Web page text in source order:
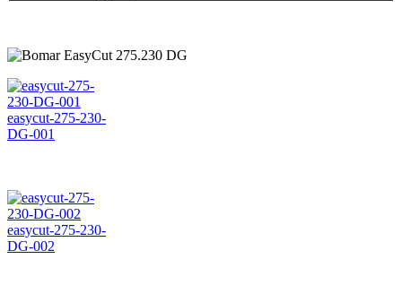
easycut-275-230-
DG-001
easycut-275-230-
DG-002